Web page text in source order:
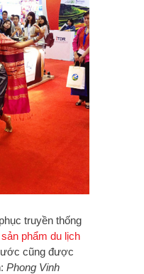
truyền thống
sản phẩm du lịch
cũng được
Phong Vinh